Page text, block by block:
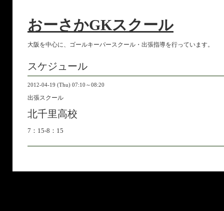
おーさかGKスクール
大阪を中心に、ゴールキーパースクール・出張指導を行っています。
スケジュール
2012-04-19 (Thu) 07:10～08:20
出張スクール
北千里高校
7：15-8：15